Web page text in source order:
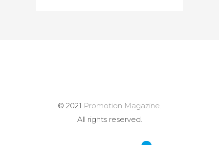
© 2021 Promotion Magazine
All rights reserved.